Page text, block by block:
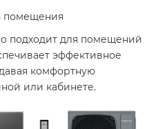
помещения
подходит для помещений
эффективное
комфортную
или кабинете.